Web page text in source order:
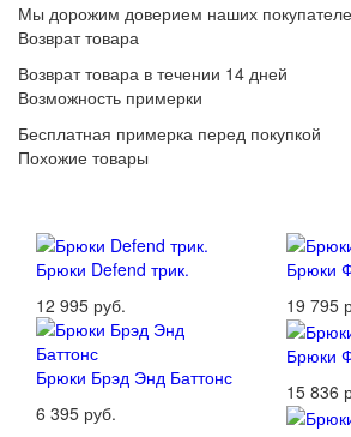
Мы дорожим доверием наших
Возврат товара
Возврат товара в течении 14 дней
Возможность примерки
Бесплатная примерка перед покупкой
Похожие товары
Брюки Defend трик.
12 995 руб.
Брюки
19 795
Брюки Брэд Энд Баттонс
6 395 руб.
Брюки
15 836